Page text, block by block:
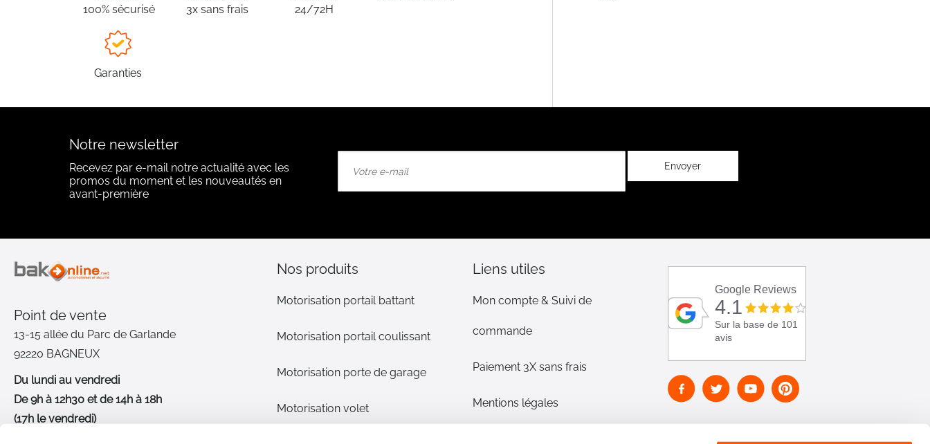
100% sécurisé
3x sans frais
24/72H
Garanties
Notre newsletter
Recevez par e-mail notre actualité avec les
promos du moment et les nouveautés en
avant-première
notre
:
Envoyer
Point de vente
13-15 allée du Parc de Garlande
92220 BAGNEUX
Du lundi au vendredi
De 9h à 12h30 et de 14h à 18h
(17h le vendredi)
Nos produits
Motorisation portail battant
Motorisation portail coulissant
Motorisation porte de garage
Motorisation volet
Liens utiles
Mon compte & Suivi de
commande
Paiement 3X sans frais
Mentions légales
Google Reviews
4.1
Sur la base de 101
avis